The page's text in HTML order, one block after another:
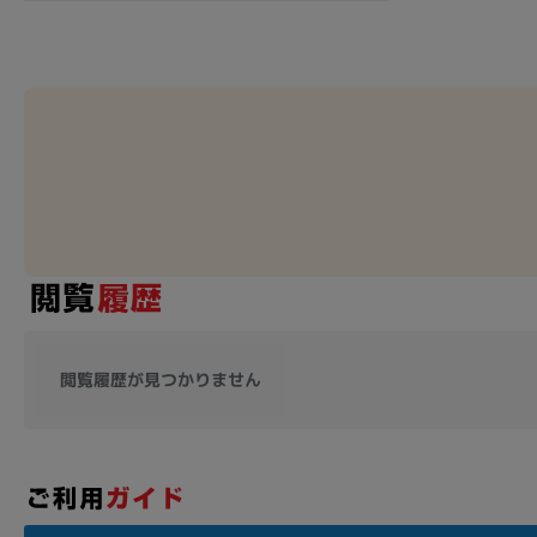
閲覧履歴が見つかりません